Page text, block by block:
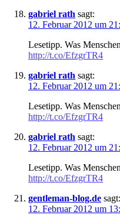
gabriel rath sagt:
12. Februar 2012 um
Lesetipp. Was
http://t.co/EfzgrTR4
gabriel rath sagt:
12. Februar 2012 um
Lesetipp. Was
http://t.co/EfzgrTR4
gabriel rath sagt:
12. Februar 2012 um
Lesetipp. Was
http://t.co/EfzgrTR4
gentleman-blog.de sagt:
12. Februar 2012 um